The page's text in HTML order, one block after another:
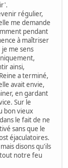
régulier,
me demande
pendant
à maîtriser
je me sens
ainsi,
a terminé,
avait envie,
en gardant
Sur le
bon vieux
le fait de ne
sans que le
éjaculatoires.
disons qu'ils
notre feu